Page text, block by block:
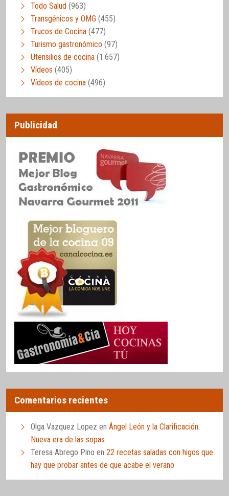
Todo Salud (963)
Transgénicos y OMG (455)
Trucos de Cocina (477)
Turismo gastronómico (97)
Utensilios de cocina (1.657)
Vídeos (405)
Vídeos de cocina (496)
Publicidad
Comentarios recientes
Olga Vazquez Lopez en Ángel León y la Clarificación:
Nueva era de las sopas
Teresa Abrego Pino en 22 recetas saladas con higos que
hay que probar antes de que acabe el verano